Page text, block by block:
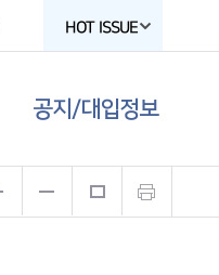
HOT ISSUE
공지/대입정보
공지사항